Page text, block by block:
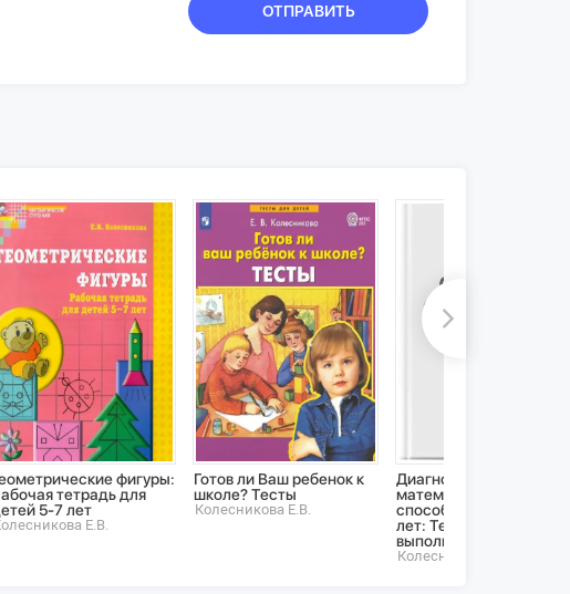
ОТПРАВИТЬ
фигуры:
тетрадь для
5-7 лет
Е.В.
Готов ли Ваш ребенок к
школе? Тесты
Колесникова Е.В.
Диагностика
математических
способностей детей 6-7
лет: Тетрадь для
выполнения заданий
Колесникова Е.В.